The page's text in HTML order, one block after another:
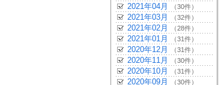
2021年04月 （30件）
2021年03月 （32件）
2021年02月 （28件）
2021年01月 （31件）
2020年12月 （31件）
2020年11月 （30件）
2020年10月 （31件）
2020年09月 （30件）